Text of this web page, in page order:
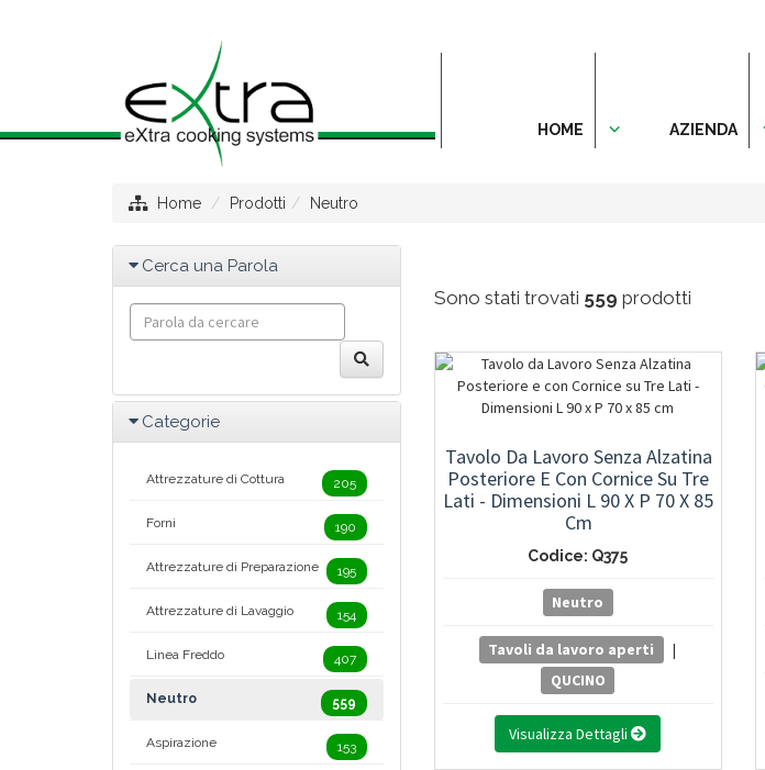
HOME AZIENDA
Home Prodotti Neutro
Sono stati trovati 559 prodotti
Tavolo Da Lavoro Senza Alzatina
Posteriore E Con Cornice Su Tre
Lati - Dimensioni L 90 X P 70 X 85
Cm
Codice: Q375
Neutro
Tavoli da lavoro aperti
|
QUCINO
Visualizza Dettagli
Cerca una Parola
Categorie
Attrezzature di Cottura 205
Forni 190
Attrezzature di Preparazione 195
Attrezzature di Lavaggio 154
Linea Freddo 407
Neutro 559
Aspirazione 153